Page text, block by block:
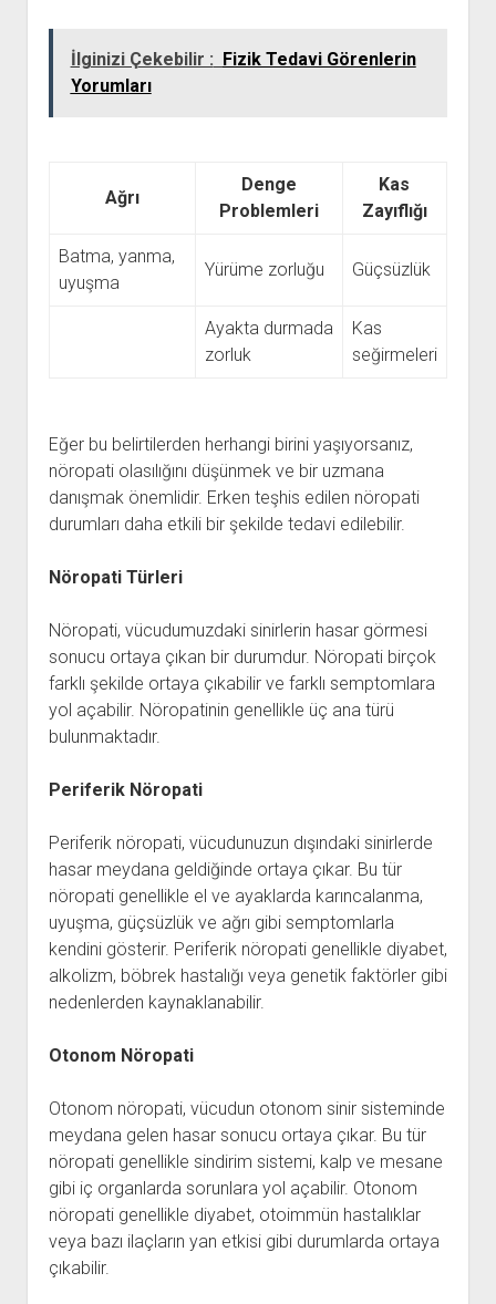
İlginizi Çekebilir : Fizik Tedavi Görenlerin
Yorumları
Ağrı
Denge
Problemleri
Kas
Zayıflığı
Batma, yanma,
uyuşma
Yürüme zorluğu Güçsüzlük
Ayakta durmada
zorluk
Kas
seğirmeleri
Eğer bu belirtilerden herhangi birini yaşıyorsanız,
nöropati olasılığını düşünmek ve bir uzmana
danışmak önemlidir. Erken teşhis edilen nöropati
durumları daha etkili bir şekilde tedavi edilebilir.
Nöropati Türleri
Nöropati, vücudumuzdaki sinirlerin hasar görmesi
sonucu ortaya çıkan bir durumdur. Nöropati birçok
farklı şekilde ortaya çıkabilir ve farklı semptomlara
yol açabilir. Nöropatinin genellikle üç ana türü
bulunmaktadır.
Periferik Nöropati
Periferik nöropati, vücudunuzun dışındaki sinirlerde
hasar meydana geldiğinde ortaya çıkar. Bu tür
nöropati genellikle el ve ayaklarda karıncalanma,
uyuşma, güçsüzlük ve ağrı gibi semptomlarla
kendini gösterir. Periferik nöropati genellikle diyabet,
alkolizm, böbrek hastalığı veya genetik faktörler gibi
nedenlerden kaynaklanabilir.
Otonom Nöropati
Otonom nöropati, vücudun otonom sinir sisteminde
meydana gelen hasar sonucu ortaya çıkar. Bu tür
nöropati genellikle sindirim sistemi, kalp ve mesane
gibi iç organlarda sorunlara yol açabilir. Otonom
nöropati genellikle diyabet, otoimmün hastalıklar
veya bazı ilaçların yan etkisi gibi durumlarda ortaya
çıkabilir.